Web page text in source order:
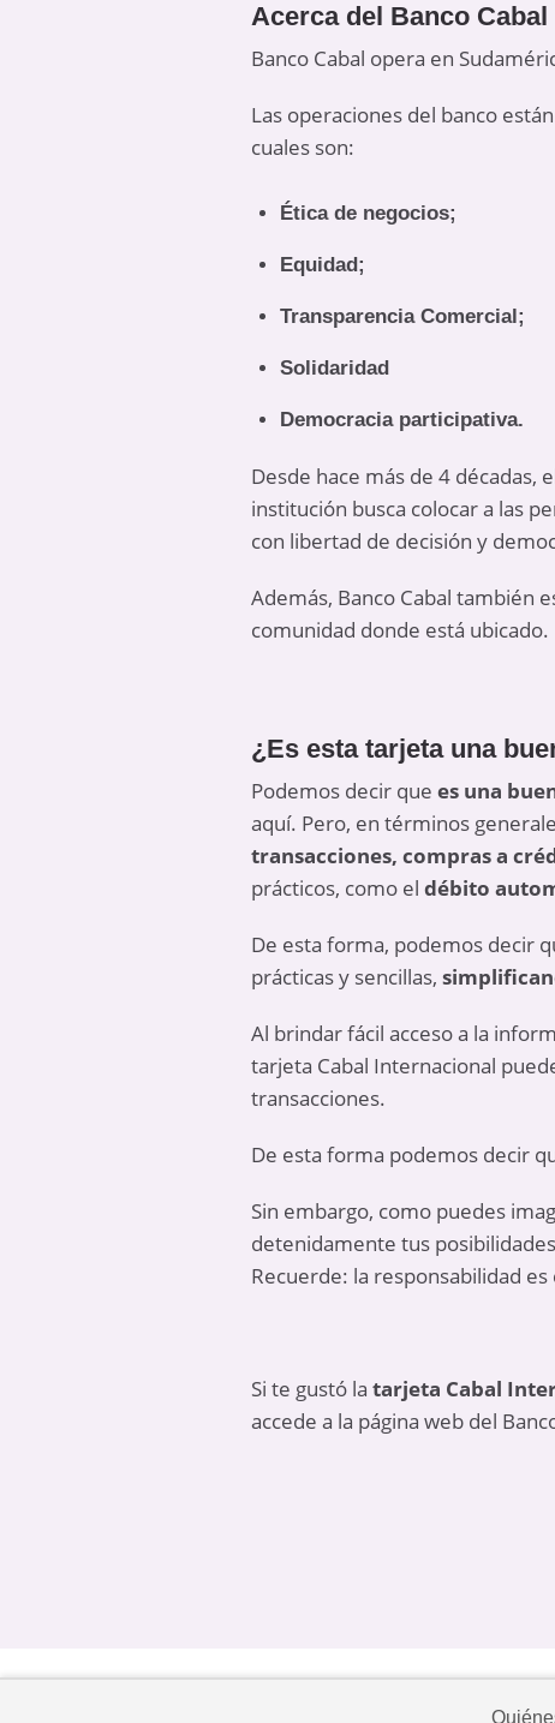
Acerca del Banco Cabal
Banco Cabal opera en
Las operaciones del banco
cuales son:
Ética de negocios;
Equidad;
Transparencia Comercial;
Solidaridad
Democracia participativa.
Desde hace más de 4 décadas,
institución busca colocar a las
con libertad de decisión y
Además, Banco Cabal también
comunidad donde está ubicado.
¿Es esta tarjeta una
Podemos decir que es una
aquí. Pero, en términos
transacciones, compras a
prácticos, como el débito
De esta forma, podemos decir
prácticas y sencillas,
Al brindar fácil acceso a la
tarjeta Cabal Internacional
transacciones.
De esta forma podemos decir
Sin embargo, como puedes
detenidamente tus
Recuerde: la responsabilidad
Si te gustó la tarjeta Cabal
accede a la página web del